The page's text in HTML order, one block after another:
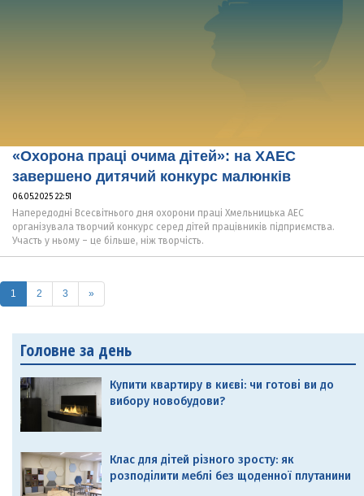
«Охорона праці очима дітей»: на ХАЕС
завершено дитячий конкурс малюнків
06.05.2025 22:51
Напередодні Всесвітнього дня охорони праці Хмельницька АЕС
організувала творчий конкурс серед дітей працівників підприємства.
Участь у ньому – це більше, ніж творчість.
1 (current)
2 3 »
Головне за день
Купити квартиру в києві: чи готові ви до
вибору новобудови?
Клас для дітей різного зросту: як
розподілити меблі без щоденної плутанини